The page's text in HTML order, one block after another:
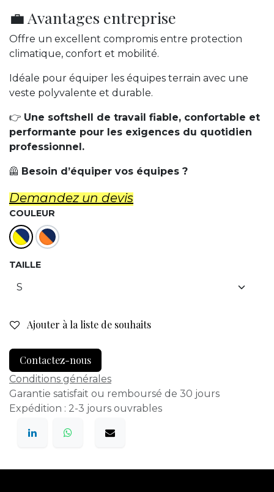
💼 Avantages entreprise
Offre un excellent compromis entre protection
climatique, confort et mobilité.
Idéale pour équiper les équipes terrain avec une
veste polyvalente et durable.
👉 Une softshell de travail fiable, confortable et
performante pour les exigences du quotidien
professionnel.
🦺 Besoin d’équiper vos équipes ?
Demandez un d​evis
COULEUR
TAILLE
Ajouter à la liste de souhaits
Contactez-nous
Conditions générales
Garantie satisfait ou remboursé de 30 jours
Expédition : 2-3 jours ouvrables